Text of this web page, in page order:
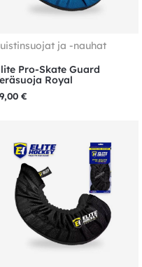
ja -nauhat
Pro-Skate Guard
Royal
€